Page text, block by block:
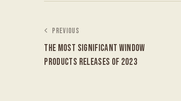
PREVIOUS
THE MOST SIGNIFICANT WINDOW
PRODUCTS RELEASES OF 2023